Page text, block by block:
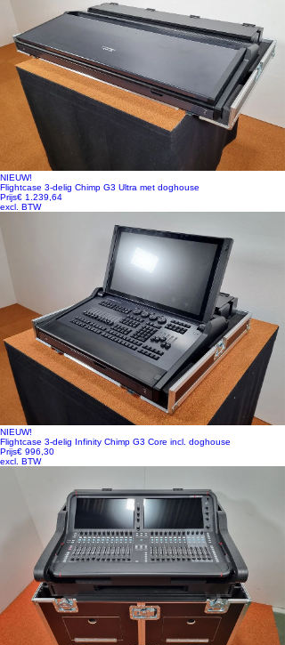
NIEUW!
Flightcase 3-delig Chimp G3 Ultra met doghouse
Prijs€ 1.239,64
excl. BTW
NIEUW!
Flightcase 3-delig Infinity Chimp G3 Core incl. doghouse
Prijs€ 996,30
excl. BTW